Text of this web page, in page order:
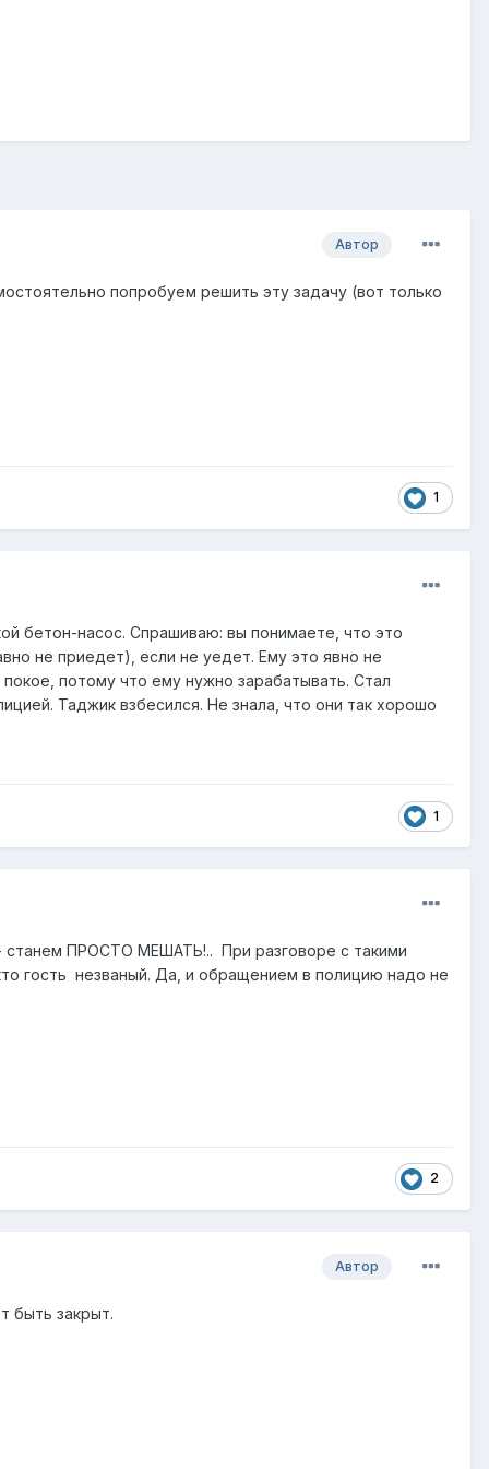
Автор
попробуем решить эту задачу (вот только
1
бетон-насос. Спрашиваю: вы понимаете, что это
не приедет), если не уедет. Ему это явно не
потому что ему нужно зарабатывать. Стал
Таджик взбесился. Не знала, что они так хорошо
1
ПРОСТО МЕШАТЬ!.. При разговоре с такими
гость незваный. Да, и обращением в полицию надо не
2
Автор
быть закрыт.